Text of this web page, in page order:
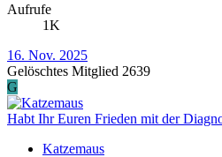
Aufrufe
1K
16. Nov. 2025
Gelöschtes Mitglied 2639
G
Habt Ihr Euren Frieden mit der
Katzemaus